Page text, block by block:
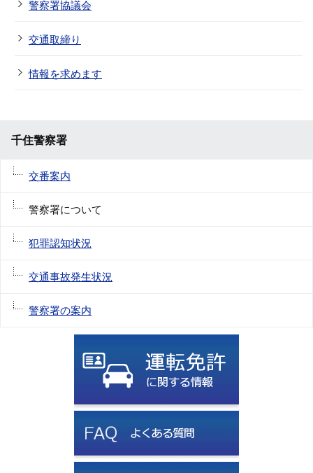
警察署協議会
交通取締り
情報を求めます
千住警察署
交番案内
警察署について
犯罪認知状況
交通事故発生状況
警察署の案内